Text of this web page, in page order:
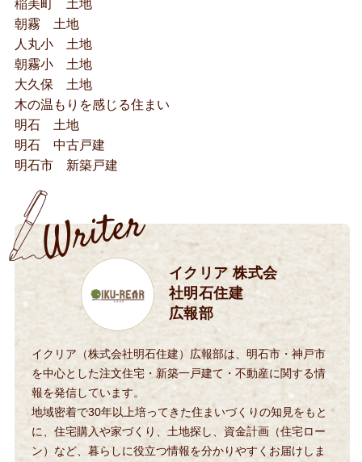
稲美町 土地
朝霧 土地
人丸小 土地
朝霧小 土地
大久保 土地
木の温もりを感じる住まい
明石 土地
明石 中古戸建
明石市 新築戸建
イクリア 株式会
社明石住建
広報部
イクリア（株式会社明石住建）広報部は、明石市・神戸市
を中心とした注文住宅・新築一戸建て・不動産に関する情
報を発信しています。
地域密着で30年以上培ってきた住まいづくりの知見をもと
に、住宅購入や家づくり、土地探し、資金計画（住宅ロー
ン）など、暮らしに役立つ情報を分かりやすくお届けしま